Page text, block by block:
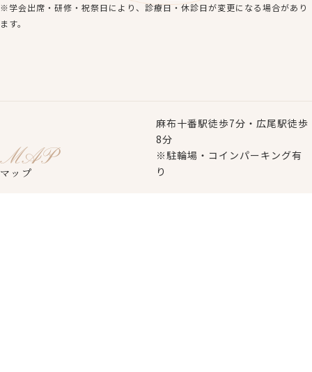
※学会出席・研修・祝祭日により、診療日・休診日が変更になる場合があり
ます。
MAP
マップ
麻布十番駅徒歩7分・広尾駅徒歩
8分
※駐輪場・コインパーキング有
り